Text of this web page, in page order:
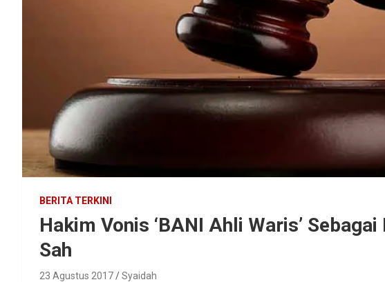
BERITA TERKINI
Hakim Vonis ‘BANI Ahli Waris’
Sah
23 Agustus 2017 Syaidah